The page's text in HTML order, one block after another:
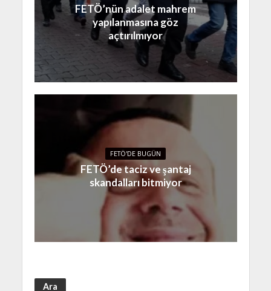
FETÖ’nün adalet mahrem
yapılanmasına göz
açtırılmıyor
FETÖ'DE BUGÜN
FETÖ’de taciz ve şantaj
skandalları bitmiyor
Ara